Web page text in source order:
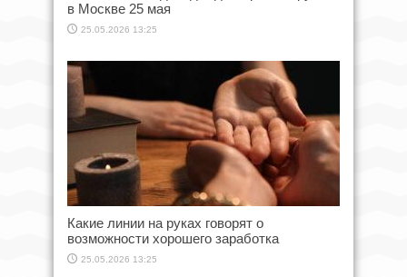
в Москве 25 мая
25.05.2026 13:25
Какие линии на руках говорят о
возможности хорошего заработка
25.05.2026 13:25